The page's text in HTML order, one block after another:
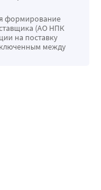
формирование
(АО НПК
на поставку
между